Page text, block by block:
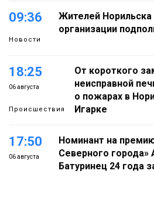
09:36
Новости
Жителей
организации
18:25
06 августа
Происшествия
От короткого
неисправной
о пожарах в
Игарке
17:50
06 августа
Номинант на
Северного города»
Батуринец 24 года